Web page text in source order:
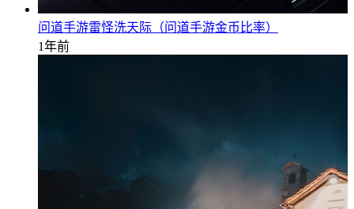
问道手游雷怪洗天际（问道手游金币比率）
1年前